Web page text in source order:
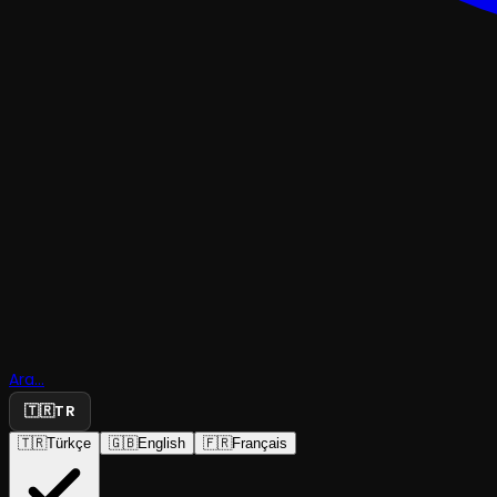
Ara...
🇹🇷TR
🇹🇷Türkçe 🇬🇧English 🇫🇷Français
Otelde